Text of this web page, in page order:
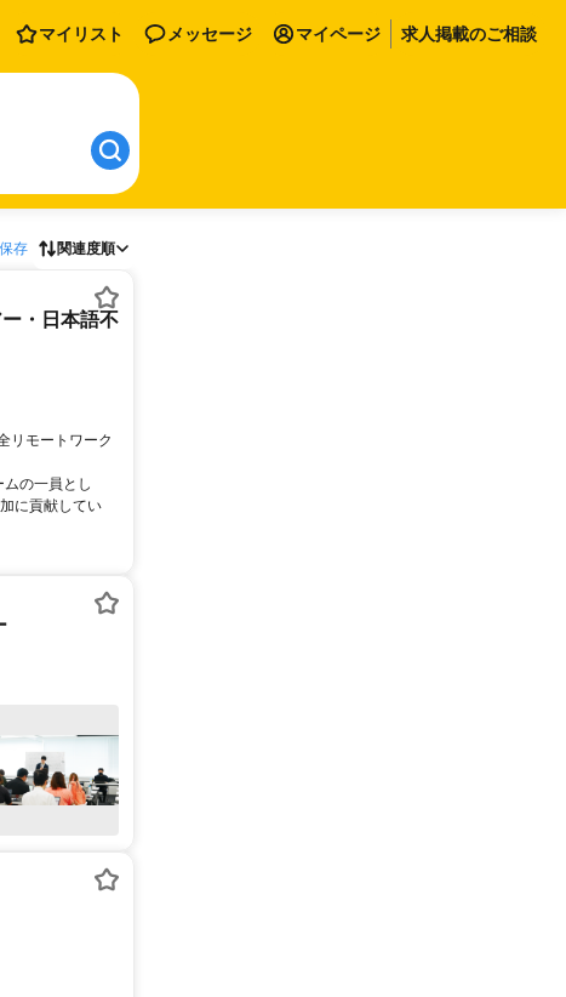
マイリスト メッセージ マイページ 求人掲載のご相談
存 関連度順
・日本語不
リモートワーク
の一員とし
に貢献してい